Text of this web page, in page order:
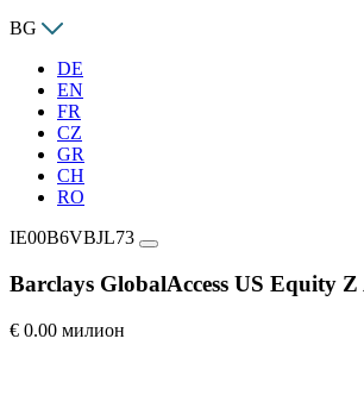
BG
DE
EN
FR
CZ
GR
CH
RO
IE00B6VBJL73
Barclays GlobalAccess US Equity
€ 0.00 милион